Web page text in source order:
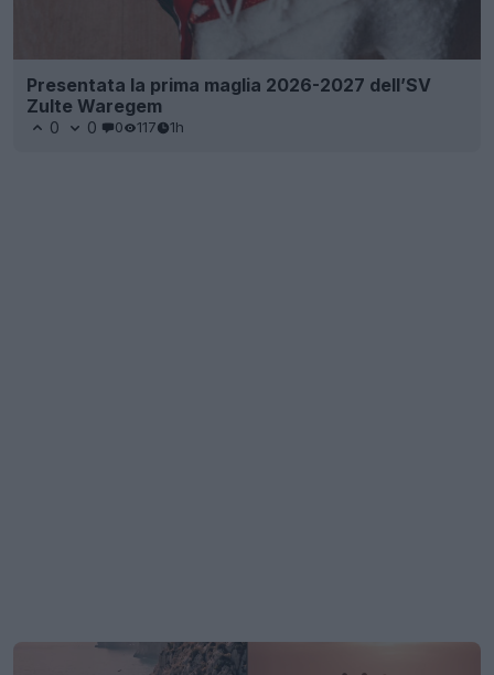
Presentata la prima maglia 2026-2027 dell’SV
Zulte Waregem
0 0 0 117 1h